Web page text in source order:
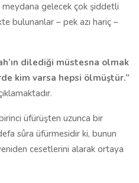
gelecek çok şiddetli
bulunanlar – pek azı hariç –
dilediği müstesna olmak
kim varsa hepsi ölmüştür.”
üfürüşten uzunca bir
sûra üfürmesidir ki, bunun
cesetlerini alarak ortaya